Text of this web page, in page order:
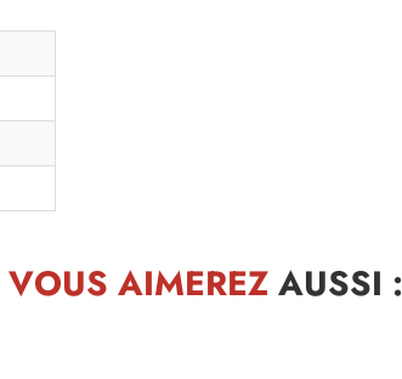
VOUS AIMEREZAUSSI :